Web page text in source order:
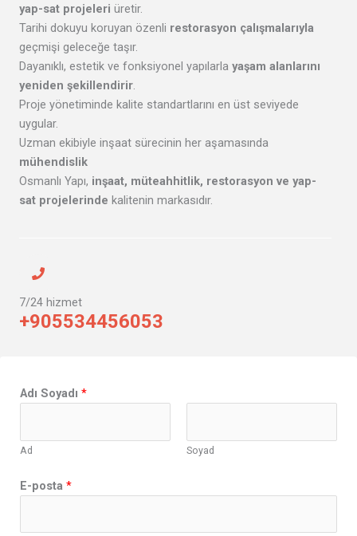
yap-sat projeleri üretir.
Tarihi dokuyu koruyan özenli restorasyon çalışmalarıyla
geçmişi geleceğe taşır.
Dayanıklı, estetik ve fonksiyonel yapılarla yaşam alanlarını
yeniden şekillendirir.
Proje yönetiminde kalite standartlarını en üst seviyede
uygular.
Uzman ekibiyle inşaat sürecinin her aşamasında
mühendislik
Osmanlı Yapı, inşaat, müteahhitlik, restorasyon ve yap-
sat projelerinde kalitenin markasıdır.
7/24 hizmet
+905534456053
A
d
S
y
a
Adı Soyadı *
Ad Soyad
E-posta *